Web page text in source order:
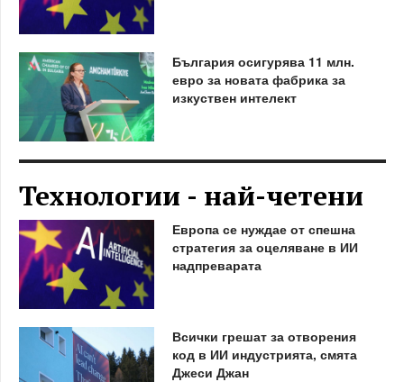
България осигурява 11 млн.
евро за новата фабрика за
изкуствен интелект
Технологии - най-четени
Европа се нуждае от спешна
стратегия за оцеляване в ИИ
надпреварата
Всички грешат за отворения
код в ИИ индустрията, смята
Джеси Джан